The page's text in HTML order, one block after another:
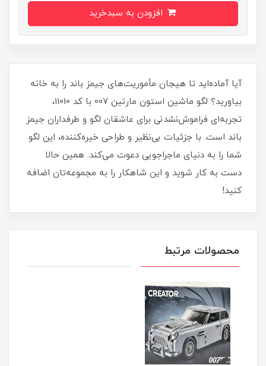
آیا آماده‌اید تا هیجان مأموریت‌های جیمز باند را به خانه
بیاورید؟ لگو ماشین استون مارتین 007 با کد 11010،
تجربه‌ای فراموش‌نشدنی برای عاشقان لگو و طرفداران جیمز
باند است. با جزئیات بی‌نظیر و طراحی خیره‌کننده، این لگو
شما را به دنیای ماجراجویی دعوت می‌کند. همین حالا
دست به کار شوید و این شاهکار را به مجموعه‌تان اضافه
کنید!
محصولات مرتبط